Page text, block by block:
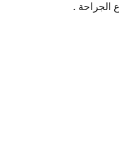
الجراحة .